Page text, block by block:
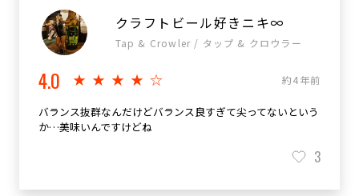
クラフトビール好きニキ∞
Tap & Crowler / タップ & クロウラー
4.0 ★★★★☆ 約4年前
バランス抜群なんだけどバランス良すぎて尖ってないという
か…美味いんですけどね
3